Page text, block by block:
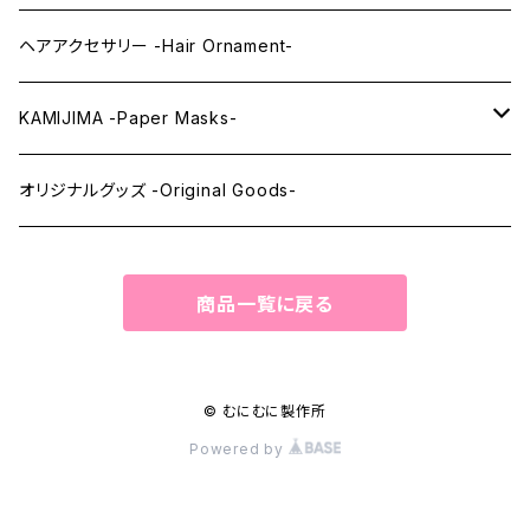
まつ毛 -Eyelash-
上半身タイツ -Upper Body Suits-
カスタム用品 -Custom Tools-
ウィッグメンテナンス -Wig Maintenance-
ヘアアクセサリー -Hair Ornament-
KAMIJIMA -Paper Masks-
ペーパーマスク -Paper Masks-
オリジナルグッズ -Original Goods-
商品一覧に戻る
© むにむに製作所
Powered by